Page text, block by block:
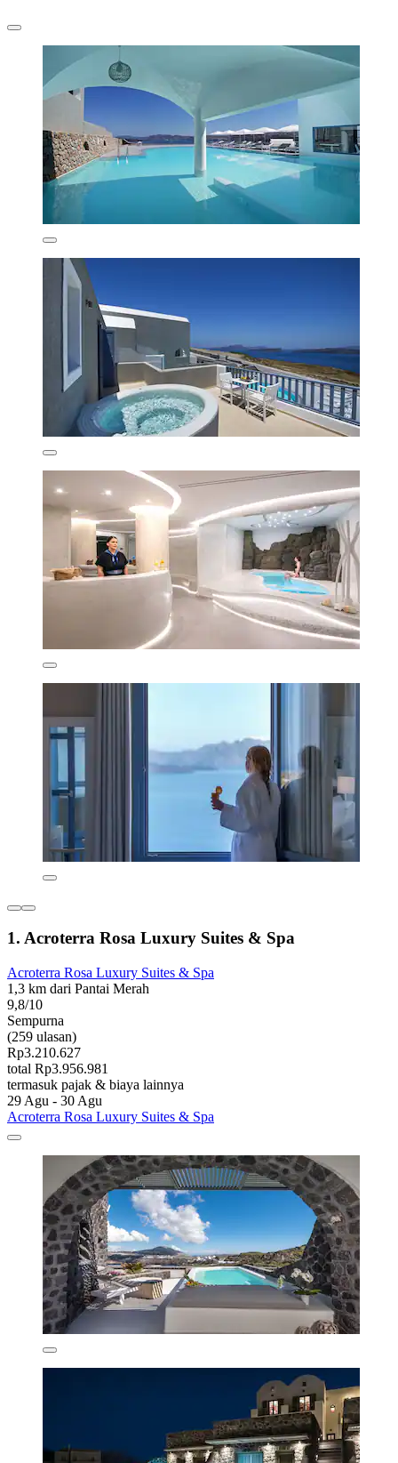
1. Acroterra Rosa Luxury Suites & Spa
Acroterra Rosa Luxury Suites & Spa
1,3 km dari Pantai Merah
9,8/10
Sempurna
(259 ulasan)
Rp3.210.627
total Rp3.956.981
termasuk pajak & biaya lainnya
29 Agu - 30 Agu
Acroterra Rosa Luxury Suites & Spa